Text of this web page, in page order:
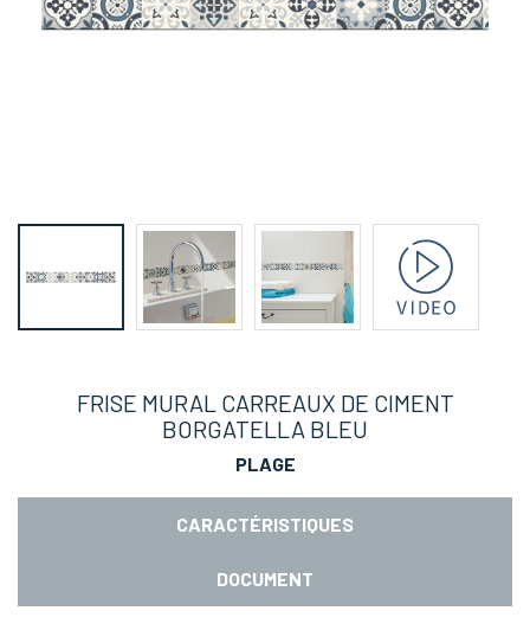
FRISE MURAL CARREAUX DE CIMENT
BORGATELLA BLEU
PLAGE
CARACTÉRISTIQUES
DOCUMENT